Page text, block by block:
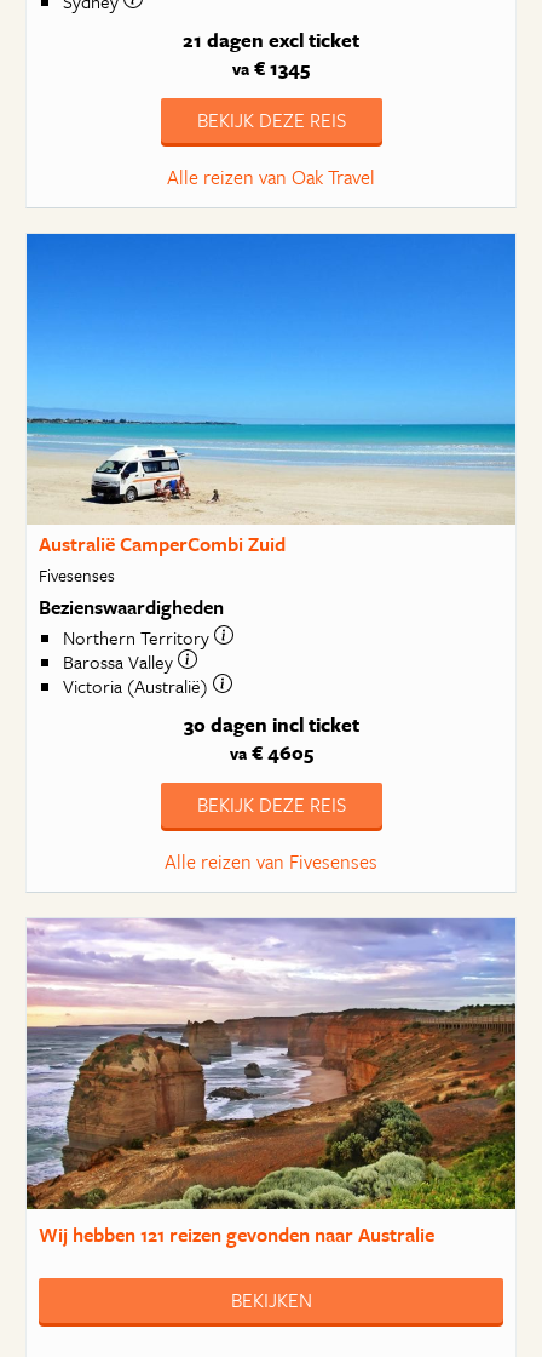
21 dagen excl ticket
va € 1345
BEKIJK DEZE REIS
Alle reizen van Oak Travel
Australië CamperCombi Zuid
Fivesenses
Bezienswaardigheden
Northern Territory
Barossa Valley
Victoria (Australië)
30 dagen incl ticket
va€ 4605
BEKIJK DEZE REIS
Alle reizen van Fivesenses
Wij hebben121 reizengevonden naar Australie
BEKIJKEN